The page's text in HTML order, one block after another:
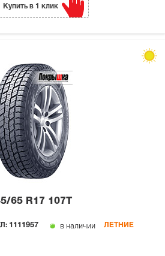
Купить в 1 клик
65 R17 107T
1111957 в наличии ЛЕТНИЕ